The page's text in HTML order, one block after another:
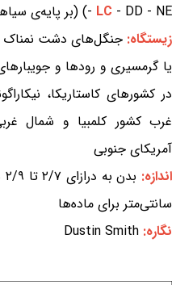
- LC - DD - NE) (بر پایه‌ی سیاهه‌ی سرخ IUCN)
زیستگاه:جنگل‌های دشت نمناک
یا گرمسیری و رودها و
در کشورهای کاستاریکا،
غرب کشور کلمبیا و شمال
آمریکای جنوبی
اندازه:
سانتی‌متر برای ماده‌ها
نگاره: Dustin Smith